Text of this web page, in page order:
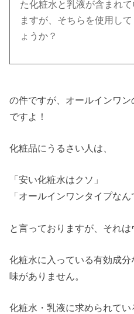
た化粧水と乳液が含まれ
ますが、そちらを使用し
ょうか？
の件ですが、オールインワ
ですよ！
化粧品にうるさい人は、
「安い化粧水はクソ」
「オールインワンタイプなん
と言っておりますが、それは
化粧水に入っている有効成
味がありません。
化粧水・乳液に求められてい